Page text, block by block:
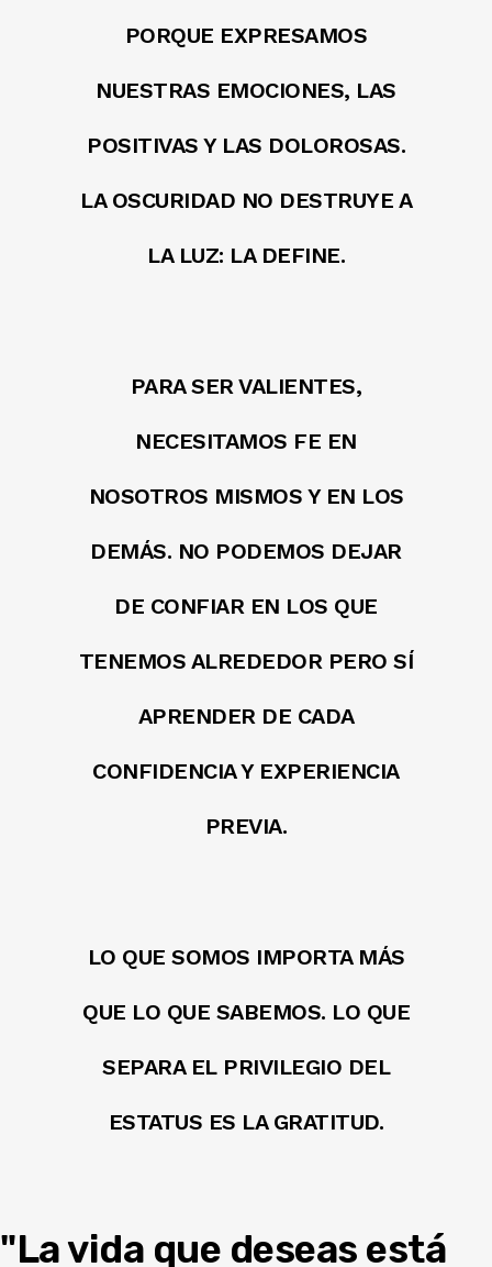
PORQUE EXPRESAMOS
NUESTRAS EMOCIONES, LAS
POSITIVAS Y LAS DOLOROSAS.
LA OSCURIDAD NO DESTRUYE A
LA LUZ: LA DEFINE.
PARA SER VALIENTES,
NECESITAMOS FE EN
NOSOTROS MISMOS Y EN LOS
DEMÁS. NO PODEMOS DEJAR
DE CONFIAR EN LOS QUE
TENEMOS ALREDEDOR PERO SÍ
APRENDER DE CADA
CONFIDENCIA Y EXPERIENCIA
PREVIA.
LO QUE SOMOS IMPORTA MÁS
QUE LO QUE SABEMOS. LO QUE
SEPARA EL PRIVILEGIO DEL
ESTATUS ES LA GRATITUD.
"La vida que deseas está